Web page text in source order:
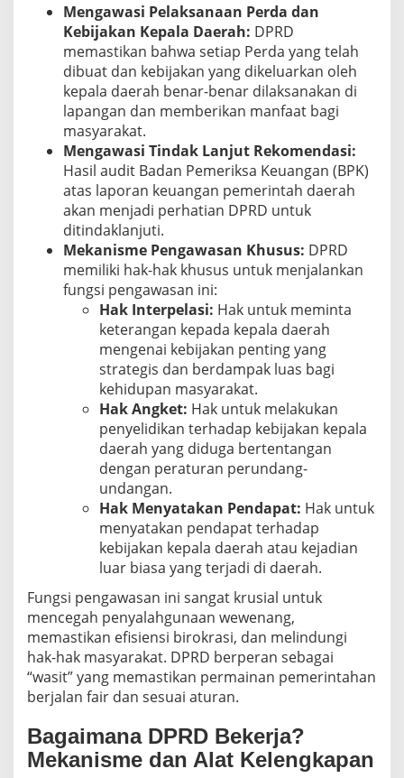
Mengawasi Pelaksanaan Perda dan
Kebijakan Kepala Daerah: DPRD
memastikan bahwa setiap Perda yang telah
dibuat dan kebijakan yang dikeluarkan oleh
kepala daerah benar-benar dilaksanakan di
lapangan dan memberikan manfaat bagi
masyarakat.
Mengawasi Tindak Lanjut Rekomendasi:
Hasil audit Badan Pemeriksa Keuangan (BPK)
atas laporan keuangan pemerintah daerah
akan menjadi perhatian DPRD untuk
ditindaklanjuti.
Mekanisme Pengawasan Khusus: DPRD
memiliki hak-hak khusus untuk menjalankan
fungsi pengawasan ini:
Hak Interpelasi: Hak untuk meminta
keterangan kepada kepala daerah
mengenai kebijakan penting yang
strategis dan berdampak luas bagi
kehidupan masyarakat.
Hak Angket: Hak untuk melakukan
penyelidikan terhadap kebijakan kepala
daerah yang diduga bertentangan
dengan peraturan perundang-
undangan.
Hak Menyatakan Pendapat: Hak untuk
menyatakan pendapat terhadap
kebijakan kepala daerah atau kejadian
luar biasa yang terjadi di daerah.
Fungsi pengawasan ini sangat krusial untuk
mencegah penyalahgunaan wewenang,
memastikan efisiensi birokrasi, dan melindungi
hak-hak masyarakat. DPRD berperan sebagai
“wasit” yang memastikan permainan pemerintahan
berjalan fair dan sesuai aturan.
Bagaimana DPRD Bekerja?
Mekanisme dan Alat Kelengkapan